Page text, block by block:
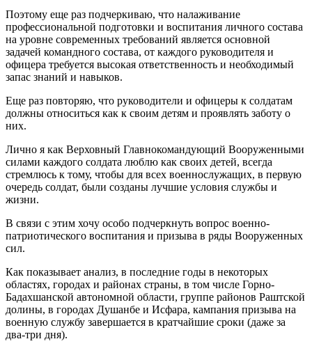
Поэтому еще раз подчеркиваю, что налаживание
профессиональной подготовки и воспитания личного состава
на уровне современных требований является основной
задачей командного состава, от каждого руководителя и
офицера требуется высокая ответственность и необходимый
запас знаний и навыков.
Еще раз повторяю, что руководители и офицеры к солдатам
должны относиться как к своим детям и проявлять заботу о
них.
Лично я как Верховный Главнокомандующий Вооруженными
силами каждого солдата люблю как своих детей, всегда
стремлюсь к тому, чтобы для всех военнослужащих, в первую
очередь солдат, были созданы лучшие условия службы и
жизни.
В связи с этим хочу особо подчеркнуть вопрос военно-
патриотического воспитания и призыва в ряды Вооруженных
сил.
Как показывает анализ, в последние годы в некоторых
областях, городах и районах страны, в том числе Горно-
Бадахшанской автономной области, группе районов Раштской
долины, в городах Душанбе и Исфара, кампания призыва на
военную службу завершается в кратчайшие сроки (даже за
два-три дня).